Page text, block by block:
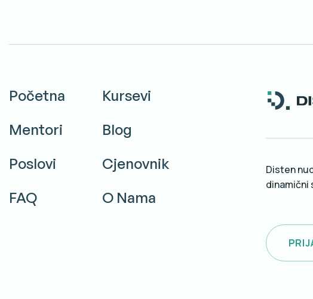
Početna
Kursevi
Mentori
Blog
Poslovi
Cjenovnik
FAQ
O Nama
Disten
dinamični